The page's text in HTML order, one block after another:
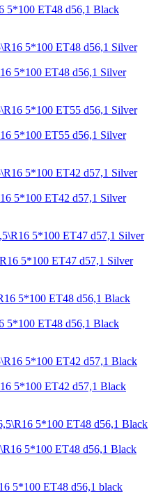
5*100 ET48 d56,1 Black
5*100 ET48 d56,1 Silver
5*100 ET55 d56,1 Silver
5*100 ET42 d57,1 Silver
5*100 ET47 d57,1 Silver
5*100 ET48 d56,1 Black
5*100 ET42 d57,1 Black
5*100 ET48 d56,1 Black